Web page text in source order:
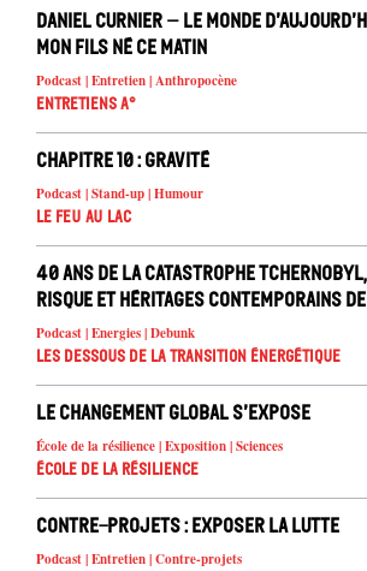
Daniel Curnier – Le Monde
mon fils né ce matin
Podcast | Entretien | Anthropocène
Entretiens A°
Chapitre 10 : Gravité
Podcast | Stand-up | Humour
Le feu au lac
40 ans de la catastrophe
risque et héritages contemporains de
Podcast | Energies | Debunk
Les dessous de la transition énergétique
Le changement global s’expose
École de la résilience | Exposition | Sciences
École de la résilience
Contre-projets : exposer la lutte
Podcast | Entretien | Contre-projets